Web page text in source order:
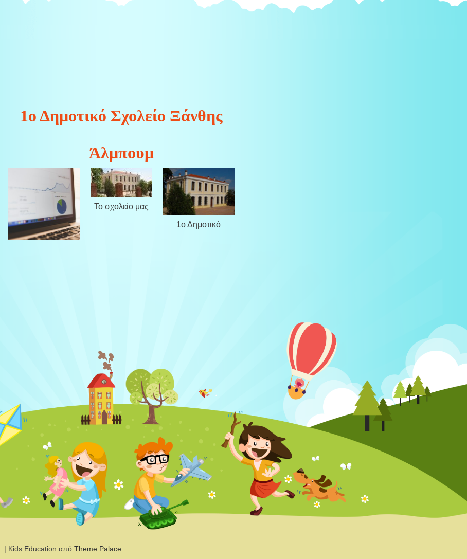
1ο Δημοτικό Σχολείο Ξάνθης
Άλμπουμ
Το σχολείο μας
1ο Δημοτικό
. | Kids Education από Theme Palace